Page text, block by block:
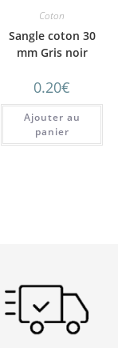
Coton
Sangle coton 30
mm Gris noir
0.20€
Ajouter au
panier